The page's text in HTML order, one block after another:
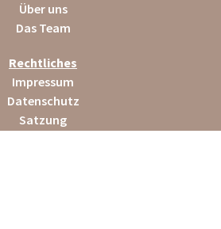
Über uns
Das Team
Rechtliches
Impressum
Datenschutz
Satzung